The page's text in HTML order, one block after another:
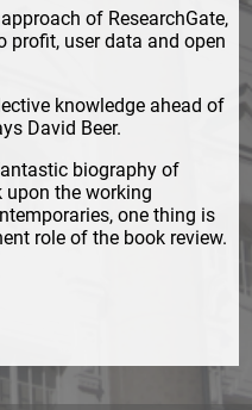
of ResearchGate,
profit, user data and open
knowledge ahead of
David Beer.
biography of
upon the working
one thing is
role of the book review.
is external)